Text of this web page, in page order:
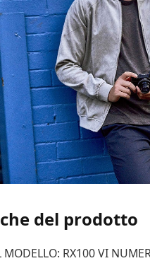
del prodotto
MODELLO: RX100 VI